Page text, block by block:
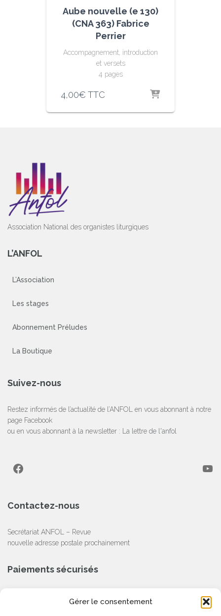
Gérer le consentement
Aube nouvelle (e 130)
(CNA 363) Fabrice
Perrier
Accompagnement, introduction
et versets
4 pages
4,00€ TTC
Association National des organistes liturgiques
L’ANFOL
L’Association
Les stages
Abonnement Préludes
La Boutique
Suivez-nous
Restez informés de l’actualité de l’ANFOL en vous abonnant à notre
page Facebook
ou en vous abonnant à la newsletter :
La lettre de l'anfol
Contactez-nous
Secrétariat ANFOL – Revue
nouvelle adresse postale prochainement
Paiements sécurisés